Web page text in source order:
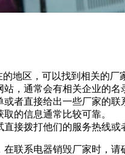
地区，可以找到相关的厂
，通常会有相关企业的名
者直接给出一些厂家的联
的信息通常比较可靠。
接拨打他们的服务热线或
联系电器销毁厂家时，